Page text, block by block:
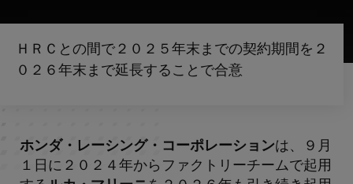
ＨＲＣとの間で２０２５年末までの契約期間を２
０２６年末まで延長することで合意
ホンダ・レーシング・コーポレーションは、９月
１日に２０２４年からファクトリーチームで起用